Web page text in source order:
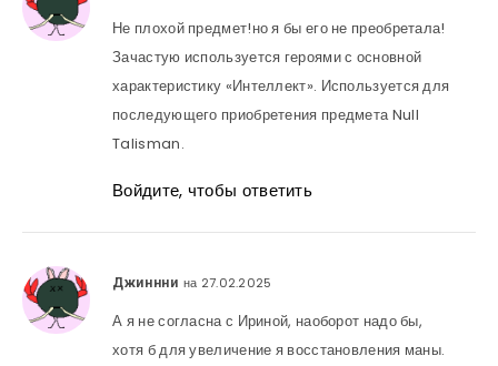
Не плохой предмет!но я бы его не преобретала!
Зачастую используется героями с основной
характеристику «Интеллект». Используется для
последующего приобретения предмета Null
Talisman.
Войдите, чтобы ответить
Джиннни на 27.02.2025
А я не согласна с Ириной, наоборот надо бы,
хотя б для увеличение я восстановления маны.